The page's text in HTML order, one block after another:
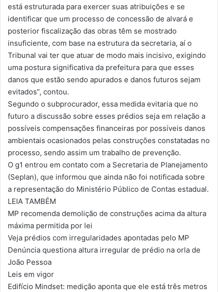
está estruturada para exercer suas atribuições e se
identificar que um processo de concessão de alvará e
posterior fiscalização das obras têm se mostrado
insuficiente, com base na estrutura da secretaria, aí o
Tribunal vai ter que atuar de modo mais incisivo, exigindo
uma postura significativa da prefeitura para que esses
danos que estão sendo apurados e danos futuros sejam
evitados”, contou.
Segundo o subprocurador, essa medida evitaria que no
futuro a discussão sobre esses prédios seja em relação a
possíveis compensações financeiras por possíveis danos
ambientais ocasionados pelas construções constatadas no
processo, sendo assim um trabalho de prevenção.
O g1 entrou em contato com a Secretaria de Planejamento
(Seplan), que informou que ainda não foi notificada sobre
a representação do Ministério Público de Contas estadual.
LEIA TAMBÉM
MP recomenda demolição de construções acima da altura
máxima permitida por lei
Veja prédios com irregularidades apontadas pelo MP
Denúncia questiona altura irregular de prédio na orla de
João Pessoa
Leis em vigor
Edifício Mindset: medição aponta que ele está três metros